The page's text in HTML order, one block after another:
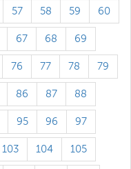
57 58 59 60
67 68 69
76 77 78 79
86 87 88
95 96 97
103 104 105